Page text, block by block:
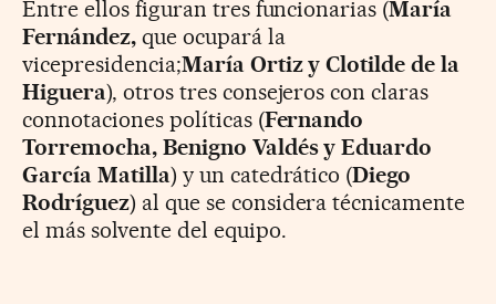
Entre ellos figuran tres funcionarias (María
Fernández,que ocupará la
vicepresidencia;María Ortiz y Clotilde de la
Higuera), otros tres consejeros con claras
connotaciones políticas (Fernando
Torremocha, Benigno Valdés y Eduardo
García Matilla) y un catedrático (Diego
Rodríguez) al que se considera técnicamente
el más solvente del equipo.